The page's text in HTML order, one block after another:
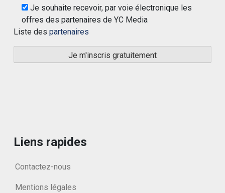
Je souhaite recevoir, par voie électronique les
offres des partenaires de YC Media
Liste des partenaires
Liens rapides
Contactez-nous
Mentions légales